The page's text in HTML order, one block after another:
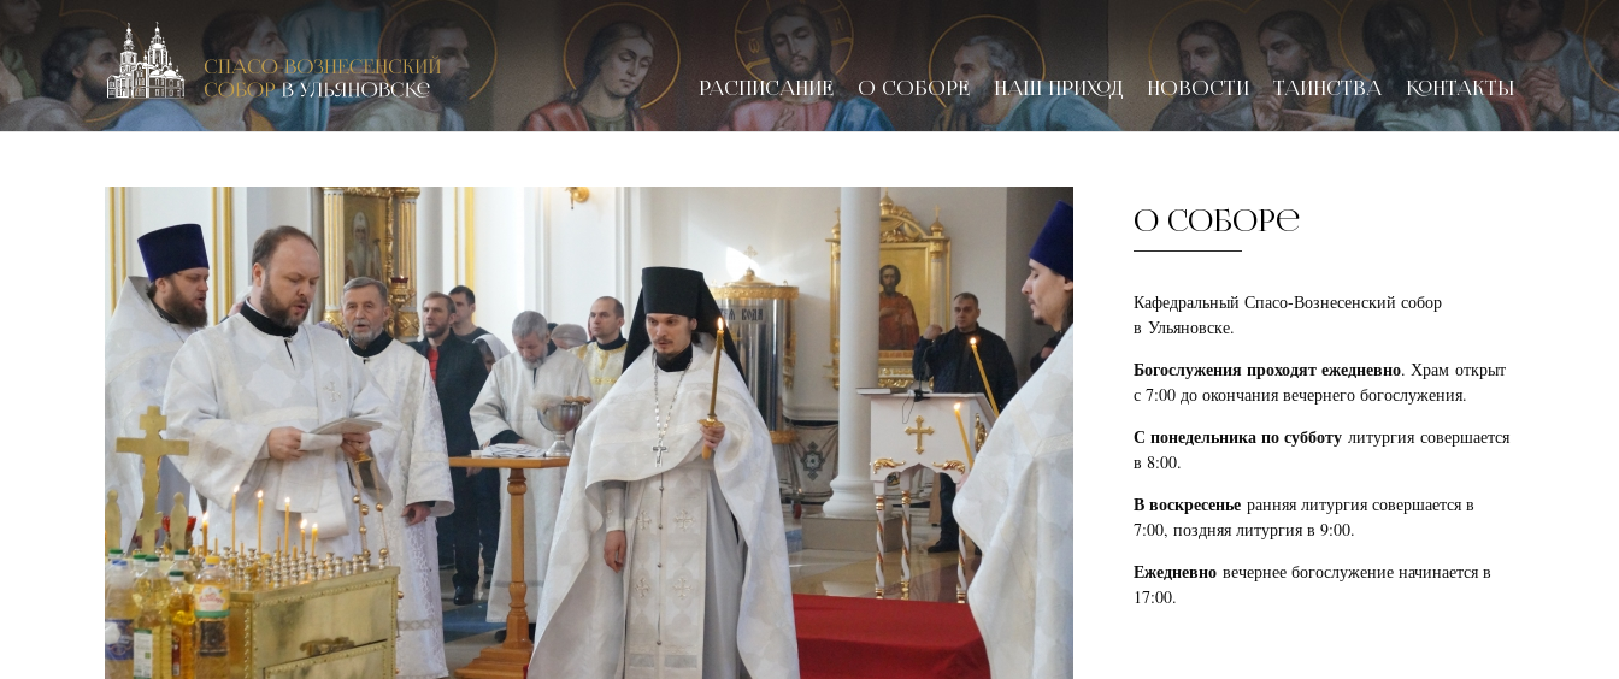
Спасо-Вознесенский кафедральный собор в Ульяновске
РАСПИСАНИЕ О СОБОРЕ НАШ ПРИХОД НОВОСТИ ТАИНСТВА КОНТАКТЫ
О соборе
Кафедральный Спасо-Вознесенский собор
в Ульяновске.
Богослужения проходят ежедневно. Храм открыт
с 7:00 до окончания вечернего богослужения.
С понедельника по субботулитургия совершается
в 8:00.
В воскресеньеранняя литургия совершается в
7:00, поздняя литургия в 9:00.
Ежедневновечернее богослужение начинается в
17:00.